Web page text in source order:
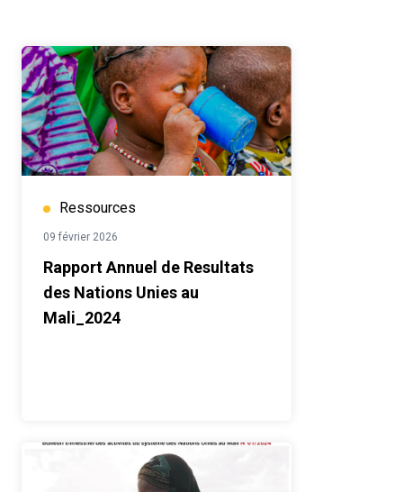
Ressources
09 février 2026
Rapport Annuel de Resultats
des Nations Unies au
Mali_2024